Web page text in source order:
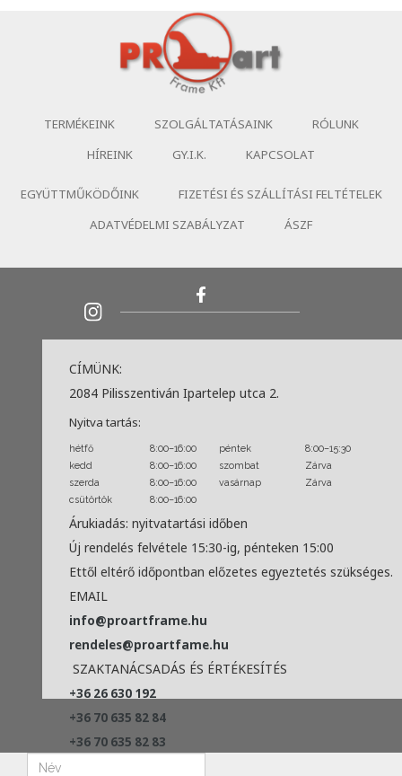
TERMÉKEINK SZOLGÁLTATÁSAINK
RÓLUNK
HÍREINK
GY.I.K. KAPCSOLAT
EGYÜTTMŰKÖDŐINK
FIZETÉSI ÉS SZÁLLÍTÁSI FELTÉTELEK
ADATVÉDELMI SZABÁLYZAT
ÁSZF
CÍMÜNK:
2084 Pilisszentiván Ipartelep utca 2.
Nyitva tartás:
hétfő 8:00–16:00 péntek
8:00–15:30
kedd
8:00–16:00 szombat
Zárva
szerda
8:00–16:00 vasárnap
Zárva
csütörtök
8:00–16:00
Árukiadás: nyitvatartási időben
Új rendelés felvétele 15:30-ig, pénteken 15:00
Ettől eltérő időpontban előzetes egyeztetés szükséges.
EMAIL
info@proartframe.hu
rendeles@proartfame.hu
SZAKTANÁCSADÁS ÉS ÉRTÉKESÍTÉS
+36 26 630 192
+36 70 635 82 84
+36 70 635 82 83